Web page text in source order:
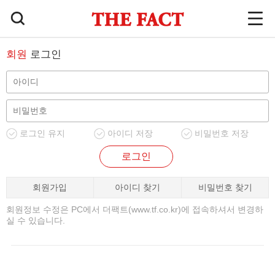
회원 로그인
로그인 유지 아이디 저장 비밀번호 저장
로그인
회원가입 아이디 찾기 비밀번호 찾기
회원정보 수정은 PC에서 더팩트(www.tf.co.kr)에 접속하셔서 변경하
실 수 있습니다.